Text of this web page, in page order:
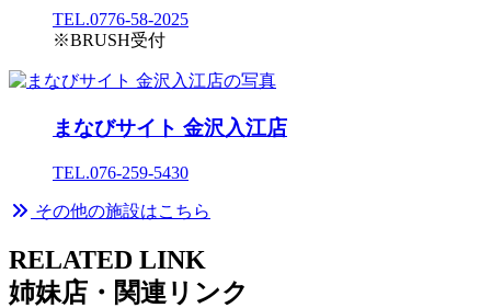
TEL.0776-58-2025
※BRUSH受付
まなびサイト 金沢入江店
TEL.076-259-5430
その他の施設はこちら
RELATED LINK
姉妹店・関連リンク